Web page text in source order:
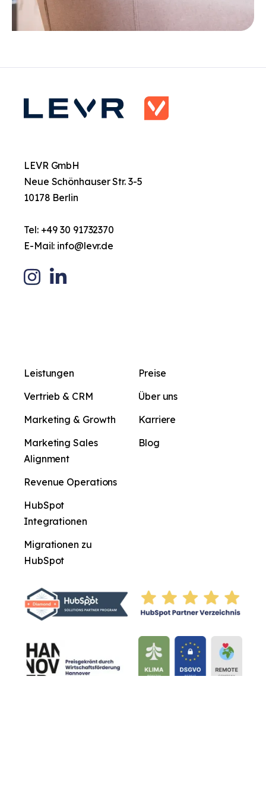
LEVR GmbH
Neue Schönhauser Str. 3-5
10178 Berlin
Tel: +49 30 91732370
E-Mail: info@levr.de
Leistungen
Vertrieb & CRM
Marketing & Growth
Marketing Sales
Alignment
Revenue Operations
HubSpot
Integrationen
Migrationen zu
HubSpot
Preise
Über uns
Karriere
Blog